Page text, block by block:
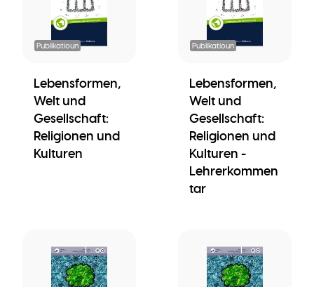
Publikatioun
Lebensformen,
Welt und
Gesellschaft:
Religionen und
Kulturen
Publikatioun
Lebensformen,
Welt und
Gesellschaft:
Religionen und
Kulturen -
Lehrerkommen
tar